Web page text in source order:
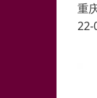
重
22-